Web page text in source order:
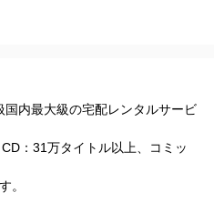
国内最大級の宅配レンタルサービ
：31万タイトル以上、コミッ
。